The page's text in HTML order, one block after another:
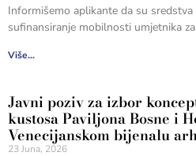
Informišemo aplikante da su sredstva
sufinansiranje mobilnosti umjetnika
Više...
Javni poziv za izbor
kustosa Paviljona Bosne i
Venecijanskom bijenalu
23 Juna, 2026